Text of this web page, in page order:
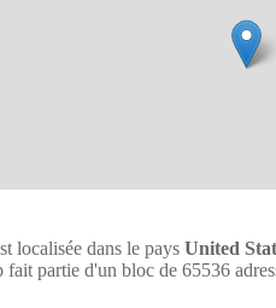
localisée dans le pays United
partie d'un bloc de 65536